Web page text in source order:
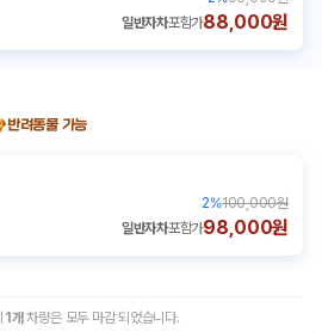
일반자차포함가88,000원
반려동물 가능
2%100,000원
일반자차포함가98,000원
1 개 차량은 모두 마감 되었습니다.